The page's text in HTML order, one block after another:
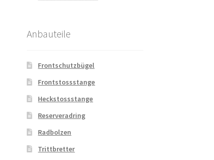
Anbauteile
Frontschutzbügel
Frontstossstange
Heckstossstange
Reserveradring
Radbolzen
Trittbretter